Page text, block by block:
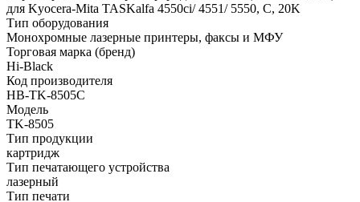
для Kyocera-Mita TASKalfa 4550ci/ 4551/ 5550, C, 20K
Тип оборудования
Монохромные лазерные принтеры, факсы и МФУ
Торговая марка (бренд)
Hi-Black
Код производителя
HB-TK-8505C
Модель
TK-8505
Тип продукции
картридж
Тип печатающего устройства
лазерный
Тип печати